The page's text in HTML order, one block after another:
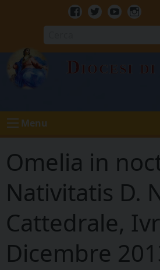
Facebook
TwitterYoutube
Diocesi
Menu
Omelia in
Nativitatis D.
Cattedrale,
Dicembre